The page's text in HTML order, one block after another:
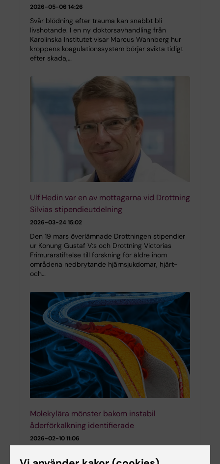
2026-05-06 14:26
Svår blödning efter trauma kan snabbt bli
livshotande. I en ny doktorsavhandling från
Karolinska Institutet visar Marcus Wannberg hur
kroppens koagulationssystem börjar svikta tidigt
efter skada,…
Ulf Hedin var en av mottagarna vid Drottning
Silvias stipendieutdelning
2026-03-24 15:02
Den 19 mars överlämnade Drottningen stipendier
ur Konung Gustaf V:s och Drottning Victorias
Frimurarstiftelse till forskning för äldre inom
områdena nedbrytande hjärnsjukdomar, hjärt-
och…
Molekylära mönster bakom instabil
åderförkalkning identifierade
2026-02-10 11:06
Institutet, publicerad i Genome Medicine, ger ny